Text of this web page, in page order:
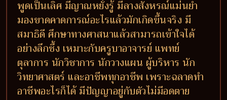
พูดเป็นเลิศ มีญาณหยั่งรู้ มีลางสังหรณ์แม่นยำ
มองขาดคาดการณ์อะไรแล้วมักเกิดขึ้นจริง มี
สมาธิดี ศึกษาทางศาสนาแล้วสามารถเข้าใจได้
อย่างลึกซึ้ง เหมาะกับครูบาอาจารย์ แพทย์
ตุลาการ นักวิชาการ นักวางแผน ผู้บริหาร นัก
วิทยาศาสตร์ และอาชีพทุกอาชีพ เพราะฉลาดทำ
อาชีพอะไรก็ได้ มีปัญญาอยู่กับตัวไม่มีอดตาย